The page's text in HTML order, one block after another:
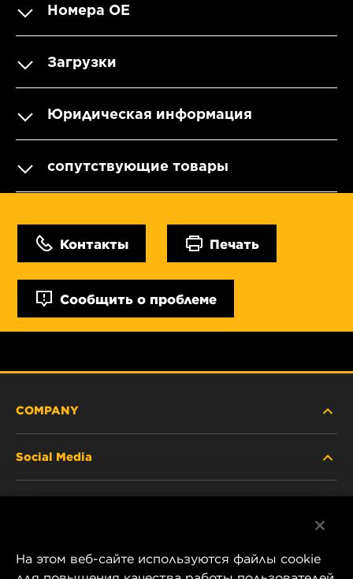
Номера OE
Загрузки
Юридическая информация
сопутствующие товары
Контакты Печать
Сообщить о проблеме
COMPANY
CAREER
Social Media
Instagram
На этом веб-сайте используются файлы cookie